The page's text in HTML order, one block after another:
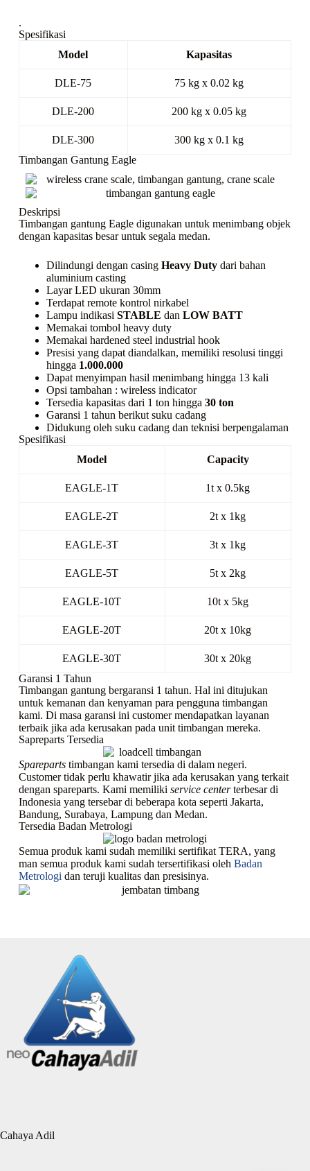
.
Spesifikasi
Model
Kapasitas
DLE-75 75 kg x 0.02 kg
DLE-200 200 kg x 0.05 kg
DLE-300
300 kg x 0.1 kg
Timbangan Gantung Eagle
Deskripsi
Timbangan gantung Eagle digunakan untuk menimbang objek
dengan kapasitas besar untuk segala medan.
Dilindungi dengan casing Heavy Dutydari bahan
aluminium casting
Layar LED ukuran 30mm
Terdapat remote kontrol nirkabel
Lampu indikasi STABLE dan LOW BATT
Memakai tombol heavy duty
Memakai hardened steel industrial hook
Presisi yang dapat diandalkan, memiliki resolusi tinggi
hingga 1.000.000
Dapat menyimpan hasil menimbang hingga 13 kali
Opsi tambahan : wireless indicator
Tersedia kapasitas dari 1 ton hingga 30 ton
Garansi 1 tahun berikut suku cadang
Didukung oleh suku cadang dan teknisi berpengalaman
Spesifikasi
Model
Capacity
EAGLE-1T 1t x 0.5kg
EAGLE-2T 2t x 1kg
EAGLE-3T 3t x 1kg
EAGLE-5T 5t x 2kg
EAGLE-10T 10t x 5kg
EAGLE-20T 20t x 10kg
EAGLE-30T
30t x 20kg
Garansi 1 Tahun
Timbangan gantung bergaransi 1 tahun. Hal ini ditujukan
untuk kemanan dan kenyaman para pengguna timbangan
kami. Di masa garansi ini customer mendapatkan layanan
terbaik jika ada kerusakan pada unit timbangan mereka.
SaprepartsTersedia
Sparepartstimbangan kami tersedia di dalam negeri.
Customer tidak perlu khawatir jika ada kerusakan yang terkait
dengan spareparts. Kami memiliki service centerterbesar di
Indonesia yang tersebar di beberapa kota seperti Jakarta,
Bandung, Surabaya, Lampung dan Medan.
Tersedia Badan Metrologi
Semua produk kami sudah memiliki sertifikat TERA, yang
man semua produk kami sudah tersertifikasi oleh Badan
Metrologi dan teruji kualitas dan presisinya.
Cahaya Adil